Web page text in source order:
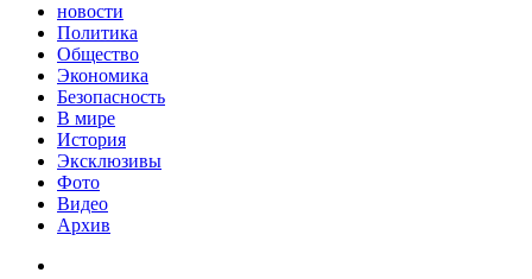
новости
Политика
Общество
Экономика
Безопасность
В мире
История
Эксклюзивы
Фото
Видео
Архив